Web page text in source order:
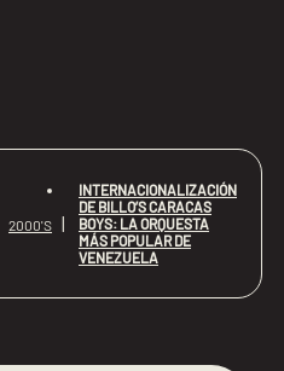
2000'S
INTERNACIONALIZACIÓN
DE BILLO’S CARACAS
BOYS: LA ORQUESTA
MÁS POPULAR DE
VENEZUELA